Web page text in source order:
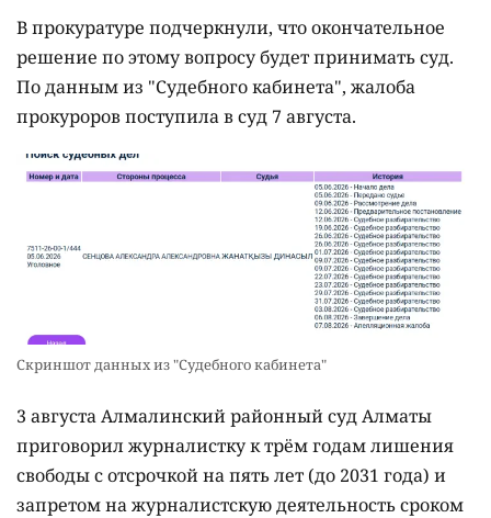
В прокуратуре подчеркнули, что окончательное
решение по этому вопросу будет принимать суд.
По данным из "Судебного кабинета", жалоба
прокуроров поступила в суд 7 августа.
Скриншот данных из "Судебного кабинета"
3 августа Алмалинский районный суд Алматы
приговорил журналистку к трём годам лишения
свободы с отсрочкой на пять лет (до 2031 года) и
запретом на журналистскую деятельность сроком